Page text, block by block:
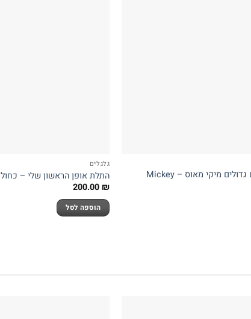
קורקינט 3 גלגלים גדולים מיקי מאוס – Mickey
גלגלים
התלת אופן הראשון שלי – כחול I am
200.00 ₪
הוספה לסל